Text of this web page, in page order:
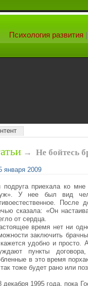
Психология развития
→ Не бойтесь
января 2009
подруга приехала ко мне
У нее был вид
сказала: «Он
от сердца.
время нет ни
заключить
удобно и просто.
пункты
в это время
тоже будет рано или
декабря 1995 года, пока